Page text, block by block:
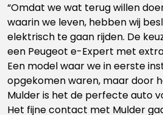
“Omdat we wat terug willen
waarin we leven, hebben wij
elektrisch te gaan rijden. De
een Peugeot e-Expert met
Een model waar we in eerste
opgekomen waren, maar door
Mulder is het de perfecte auto
Het fijne contact met Mulder